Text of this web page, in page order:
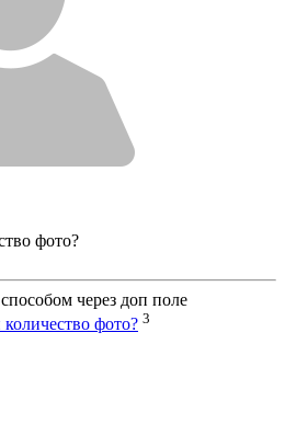
фото?
через доп поле
фото? 3